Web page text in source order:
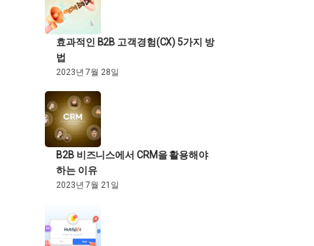
효과적인 B2B 고객경험(CX) 5가지 방
법
2023년 7월 28일
B2B 비즈니스에서 CRM을 활용해야
하는 이유
2023년 7월 21일